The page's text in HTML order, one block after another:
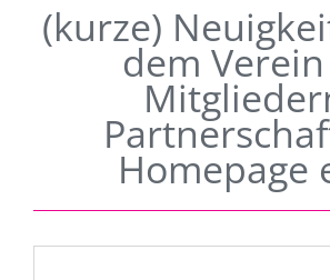
(kurze)
dem
Homepage